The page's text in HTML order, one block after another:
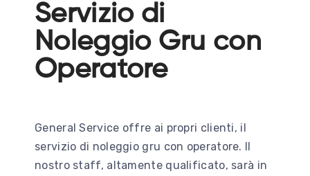
Servizio di
Noleggio Gru con
Operatore
General Service offre ai propri clienti, il
servizio di noleggio gru con operatore. Il
nostro staff, altamente qualificato, sarà in